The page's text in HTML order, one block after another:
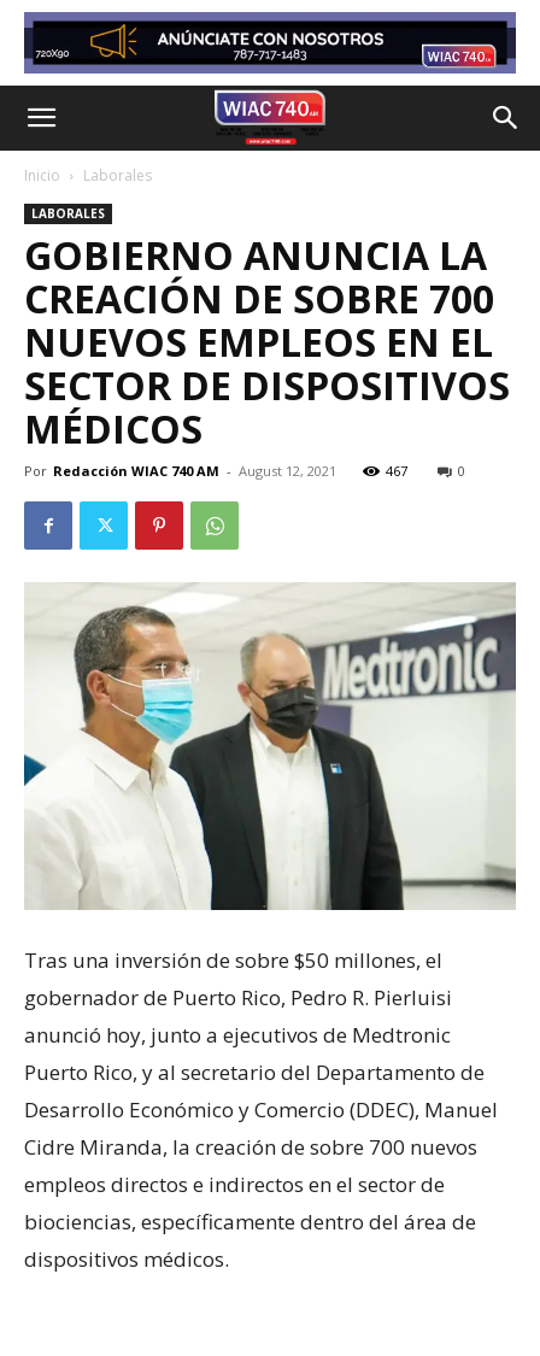
Inicio Laborales
LABORALES
GOBIERNO ANUNCIA LA
CREACIÓN DE SOBRE 700
NUEVOS EMPLEOS EN EL
SECTOR DE DISPOSITIVOS
MÉDICOS
Por Redacción WIAC 740 AM - August 12, 2021 467 0
Tras una inversión de sobre $50 millones, el
gobernador de Puerto Rico, Pedro R. Pierluisi
anunció hoy, junto a ejecutivos de Medtronic
Puerto Rico, y al secretario del Departamento de
Desarrollo Económico y Comercio (DDEC), Manuel
Cidre Miranda, la creación de sobre 700 nuevos
empleos directos e indirectos en el sector de
biociencias, específicamente dentro del área de
dispositivos médicos.